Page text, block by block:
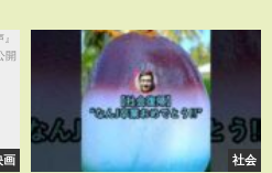
画 社会